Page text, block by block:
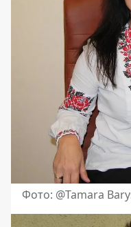
Фото: @Tamara